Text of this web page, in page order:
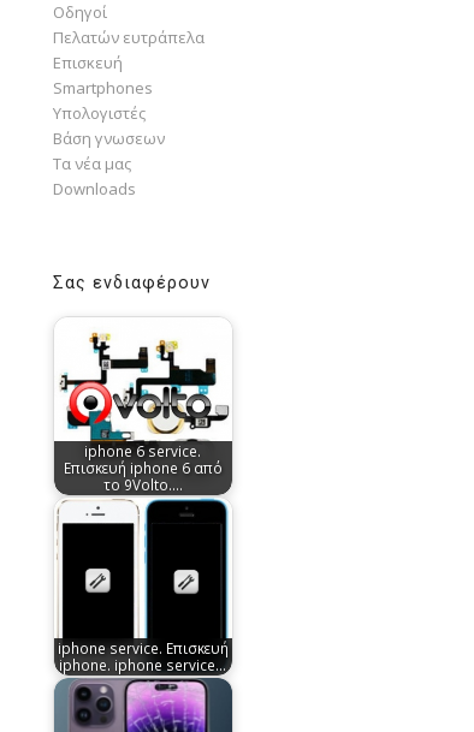
Οδηγοί
Πελατών ευτράπελα
Επισκευή
Smartphones
Υπολογιστές
Bάση γνωσεων
Τα νέα μας
Downloads
Σας ενδιαφέρουν
iphone 6 service.
Επισκευή iphone 6 από
το 9Volto.…
iphone service. Επισκευή
iphone. iphone service…